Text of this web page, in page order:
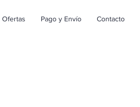
Ofertas Pago y Envío Contacto